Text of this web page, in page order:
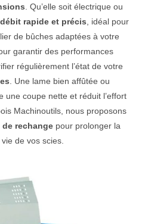
. Qu’elle soit électrique ou
débit rapide et précis , idéal pour
de bûches adaptées à votre
garantir des performances
régulièrement l’état de votre
. Une lame bien affûtée ou
une coupe nette et réduit l’effort
Machinoutils, nous proposons
de rechangepour prolonger la
de vos scies.